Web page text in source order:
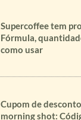
Supercoffee tem
Fórmula,
como usar
Cupom de desconto
morning shot: